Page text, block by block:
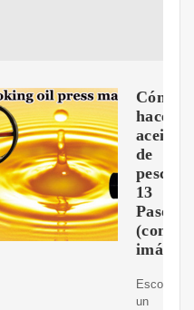
Cómo
hacer
aceite
de
13
Pasos
(con
Escoge
un